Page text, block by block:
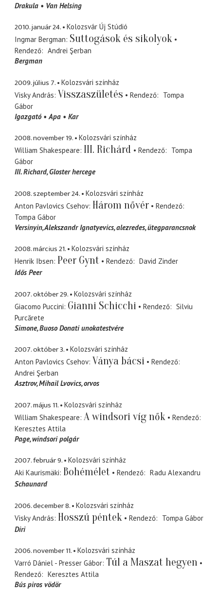
Drakula Van Helsing
2010. január 24.
Kolozsvár Új Stúdió
Ingmar Bergman Suttogások és sikolyok
Rendező
Andrei Şerban
Bergman
2009. július 7.
Kolozsvári színház
Visky András Visszaszületés Rendező
Tompa
Gábor
Igazgató
Apa Kar
2008. november 19.
Kolozsvári színház
William Shakespeare III. Richárd Rendező
Tompa
Gábor
III. Richard Gloster hercege
2008. szeptember 24.
Kolozsvári színház
Anton Pavlovics Csehov Három nővér
Rendező
Tompa Gábor
Versinyin, Alekszandr Ignatyevics alezredes, ütegparancsnok
2008. március 21.
Kolozsvári színház
Henrik Ibsen Peer Gynt Rendező
David Zinder
Idős Peer
2007. október 29.
Kolozsvári színház
Giacomo Puccini Gianni Schicchi Rendező
Silviu
Purcărete
Simone Buoso Donati unokatestvére
2007. október 3.
Kolozsvári színház
Anton Pavlovics Csehov Ványa bácsi
Rendező
Andrei Şerban
Asztrov, Mihail Lvovics orvos
2007. május 11.
Kolozsvári színház
William Shakespeare A windsori víg nők
Rendező
Keresztes Attila
Page windsori polgár
2007. február 9.
Kolozsvári színház
Aki Kaurismäki Bohémélet Rendező
Radu Alexandru
Schaunard
2006. december 8.
Kolozsvári színház
Visky András Hosszú péntek Rendező
Tompa Gábor
Diri
2006. november 11.
Kolozsvári színház
Varró Dániel - Presser Gábor Túl a Maszat hegyen
Rendező
Keresztes Attila
Bús piros vödör